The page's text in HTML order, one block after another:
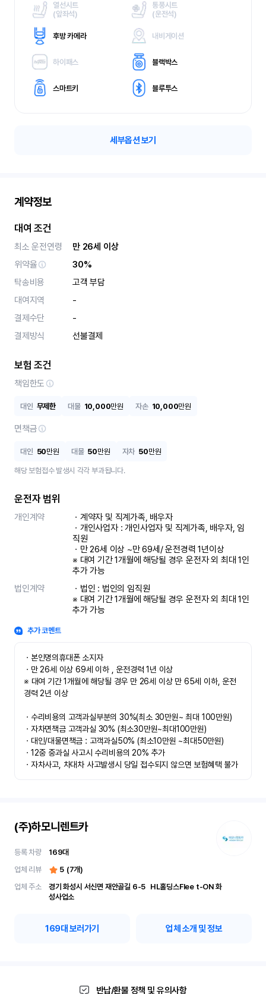
열선시트
(앞좌석)
통풍시트
(운전석)
후방 카메라 내비게이션
하이패스 블랙박스
스마트키 블루투스
세부옵션 보기
계약정보
대여 조건
최소 운전연령
만 26세 이상
위약율
30%
탁송비용
고객 부담
대여지역
-
결제수단
-
결제방식
선불결제
보험 조건
책임한도
대인 무제한 대물 10,000만원 자손 10,000만원
면책금
대인 50만원 대물 50만원 자차 50만원
해당 보험접수 발생시 각각 부과됩니다.
운전자 범위
개인계약
ㆍ계약자 및 직계가족, 배우자
ㆍ개인사업자 : 개인사업자 및 직계가족, 배우자, 임
직원
ㆍ만 26세 이상 ~만 69세/ 운전경력 1년이상
※ 대여 기간 1개월에 해당될 경우 운전자 외 최대 1인
추가 가능
법인계약
ㆍ법인 : 법인의 임직원
※ 대여 기간 1개월에 해당될 경우 운전자 외 최대 1인
추가 가능
추가 코멘트
ㆍ본인명의휴대폰 소지자
ㆍ만 26세 이상 69세 이하 , 운전경력 1년 이상
※ 대여 기간 1개월에 해당될 경우 만 26세 이상 만 65세 이하, 운전
경력 2년 이상
ㆍ수리비용의 고객과실부분의 30%(최소 30만원~ 최대 100만원)
ㆍ자차면책금 고객과실 30% (최소30만원~최대100만원)
ㆍ대인/대물면책금 : 고객과실50% (최소10만원 ~최대50만원)
ㆍ12중 중과실 사고시 수리비용의 20% 추가
ㆍ자차사고, 차대차 사고발생시 당일 접수되지 않으면 보험혜택 불가
(주)하모니렌트카
등록 차량 169대
업체 리뷰
5 (7개)
업체 주소
경기 화성시 서신면 재안골길 6-5	 HL홀딩스Flee t-ON 화
성사업소
169대 보러가기 업체 소개 및 정보
반납/환불 정책 및 유의사항